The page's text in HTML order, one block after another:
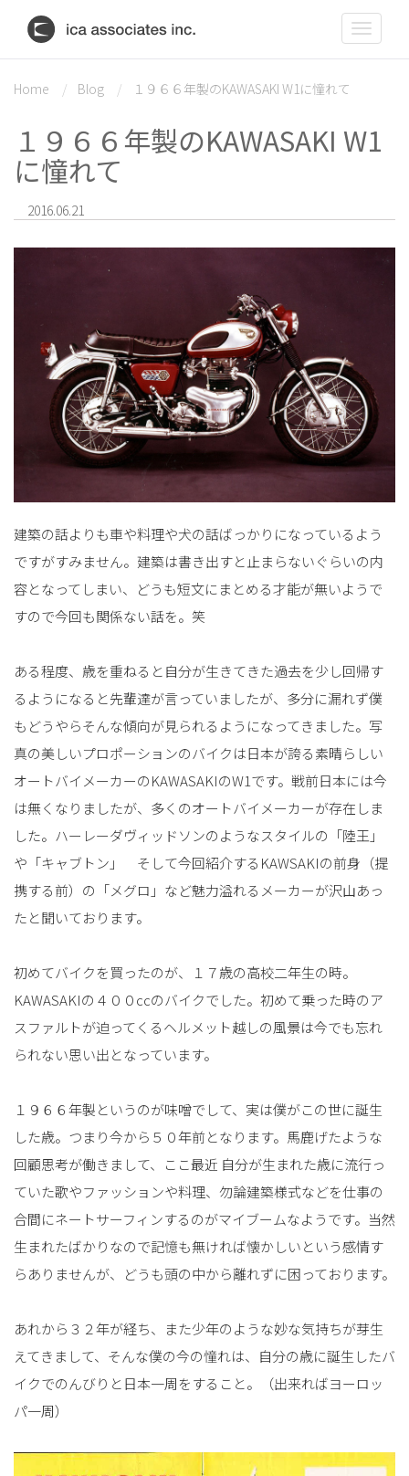
Toggle
Home Blog １９６６年製のKAWASAKI W1に憧れて
１９６６年製のKAWASAKI W1
に憧れて
2016.06.21
建築の話よりも車や料理や犬の話ばっかりになっているよう
ですがすみません。建築は書き出すと止まらないぐらいの内
容となってしまい、どうも短文にまとめる才能が無いようで
すので今回も関係ない話を。笑
ある程度、歳を重ねると自分が生きてきた過去を少し回帰す
るようになると先輩達が言っていましたが、多分に漏れず僕
もどうやらそんな傾向が見られるようになってきました。写
真の美しいプロポーションのバイクは日本が誇る素晴らしい
オートバイメーカーのKAWASAKIのW1です。戦前日本には今
は無くなりましたが、多くのオートバイメーカーが存在しま
した。ハーレーダヴィッドソンのようなスタイルの「陸王」
や「キャブトン」 そして今回紹介するKAWSAKIの前身（提
携する前）の「メグロ」など魅力溢れるメーカーが沢山あっ
たと聞いております。
初めてバイクを買ったのが、１７歳の高校二年生の時。
KAWASAKIの４００ccのバイクでした。初めて乗った時のア
スファルトが迫ってくるヘルメット越しの風景は今でも忘れ
られない思い出となっています。
１９６６年製というのが味噌でして、実は僕がこの世に誕生
した歳。つまり今から５０年前となります。馬鹿げたような
回顧思考が働きまして、ここ最近 自分が生まれた歳に流行っ
ていた歌やファッションや料理、勿論建築様式などを仕事の
合間にネートサーフィンするのがマイブームなようです。当然
生まれたばかりなので記憶も無ければ懐かしいという感情す
らありませんが、どうも頭の中から離れずに困っております。
あれから３２年が経ち、また少年のような妙な気持ちが芽生
えてきまして、そんな僕の今の憧れは、自分の歳に誕生したバ
イクでのんびりと日本一周をすること。（出来ればヨーロッ
パ一周）